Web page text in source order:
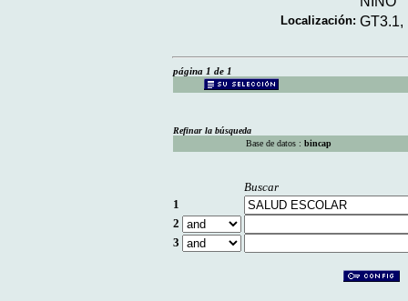
Localización: GT3.1,
página 1 de 1
Refinar la búsqueda
Base de datos : bincap
Buscar
1
2
3